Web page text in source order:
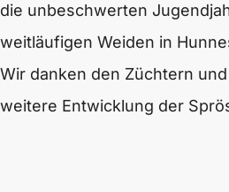
die unbeschwerten
weitläufigen Weiden in
Wir danken den Züchtern
weitere Entwicklung der